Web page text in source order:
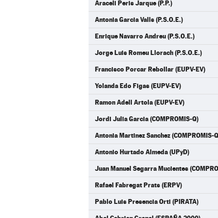
Araceli Peris Jarque (P.P.)
Antonia Garcia Valls (P.S.O.E.)
Enrique Navarro Andreu (P.S.O.E.)
Jorge Luis Romeu Llorach (P.S.O.E.)
Francisco Porcar Rebollar (EUPV-EV)
Yolanda Edo Figas (EUPV-EV)
Ramon Adell Artola (EUPV-EV)
Jordi Julia Garcia (COMPROMIS-Q)
Antonia Martinez Sanchez (COMPROMIS-
Antonio Hurtado Almeda (UPyD)
Juan Manuel Segarra Mucientes
Rafael Fabregat Prats (ERPV)
Pablo Luis Presencia Orti (PIRATA)